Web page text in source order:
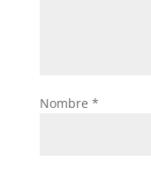
Nombre *